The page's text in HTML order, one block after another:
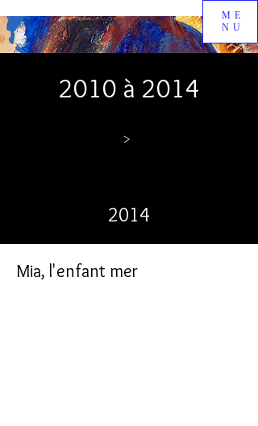
ME
NU
2010 à 2014
>
2014
Mia, l'enfant mer